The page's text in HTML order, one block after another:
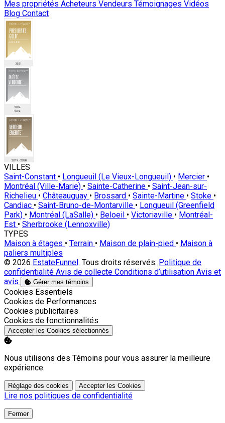
Mes propriétés Acheteurs Vendeurs Témoignages Vidéos
Blog Contact
VILLES
Saint-Constant • Longueuil (Le Vieux-Longueuil) • Mercier •
Montréal (Ville-Marie) • Sainte-Catherine • Saint-Jean-sur-
Richelieu • Châteauguay • Brossard • Sainte-Martine • Stoke •
Candiac • Saint-Bruno-de-Montarville • Longueuil (Greenfield
Park) • Montréal (LaSalle) • Beloeil • Victoriaville • Montréal-
Est • Sherbrooke (Lennoxville)
TYPES
Maison à étages • Terrain • Maison de plain-pied • Maison à
paliers multiples
© 2026 EstateFunnel . Tous droits réservés. Politique de
confidentialité Avis de collecte Conditions d’utilisation Avis et
avis
Gérer mes témoins
Activer
Cookies Essentiels
Activer
Cookies de Performances
Activer
Cookies publicitaires
Activer
Cookies de fonctionnalités
Accepter les Cookies sélectionnés
Nous utilisons des Témoins pour vous assurer la meilleure
expérience.
Réglage des cookies Accepter les Cookies
Lire nos politiques de confidentialité
Fermer